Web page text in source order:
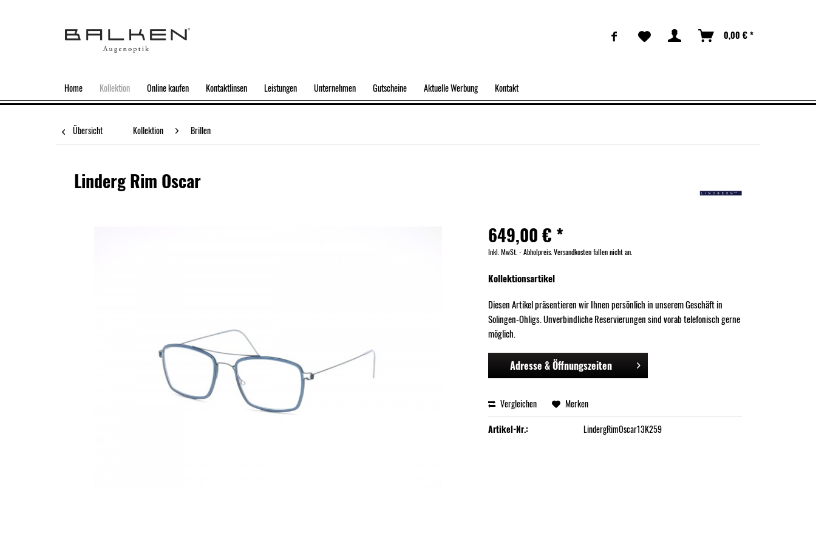
0,00 € *
Home Kollektion Online kaufen Kontaktlinsen Leistungen Unternehmen Gutscheine Aktuelle Werbung Kontakt
Übersicht Kollektion Brillen
Linderg Rim Oscar
649,00 € *
Inkl. MwSt. - Abholpreis. Versandkosten fallen nicht an.
Kollektionsartikel
Diesen Artikel präsentieren wir Ihnen persönlich in unserem Geschäft in
Solingen-Ohligs. Unverbindliche Reservierungen sind vorab telefonisch gerne
möglich.
Adresse & Öffnungszeiten
Vergleichen
Merken
Artikel-Nr.:
LindergRimOscar13K259